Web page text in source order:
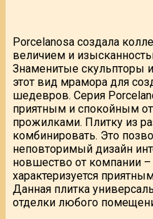
Porcelanosa создала
величием и
Знаменитые скульпторы
этот вид мрамора для
шедевров. Серия
приятным и спокойным
прожилками. Плитку из
комбинировать. Это
неповторимый дизайн
новшество от компании –
характеризуется
Данная плитка
отделки любого